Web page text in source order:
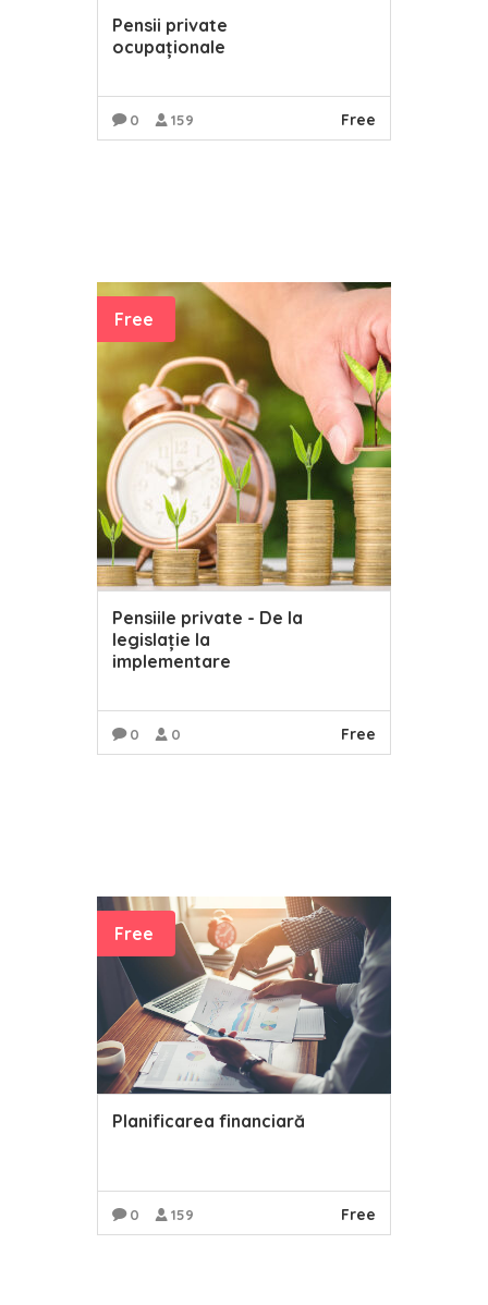
Pensii private
ocupaționale
0 159 Free
Free
Pensiile private - De la
legislație la
implementare
0 0 Free
Free
Planificarea financiară
0 159 Free